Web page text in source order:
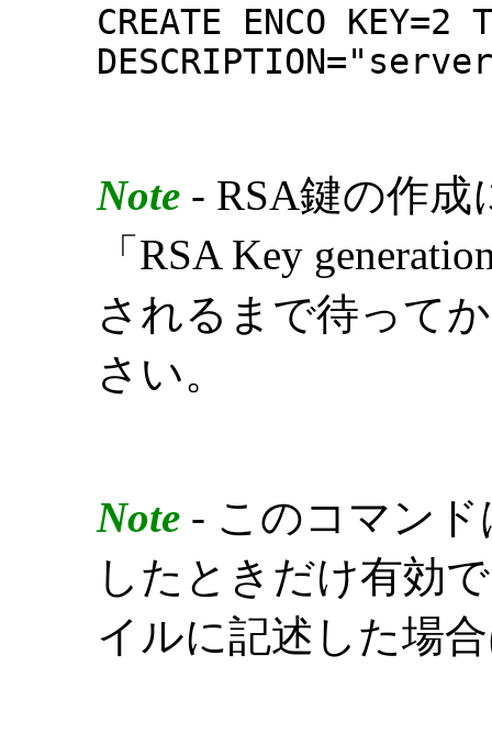
CREATE ENCO KEY=2
Note - RSA鍵の作
「RSA Key
されるまで待って
さい。
Note - このコマン
したときだけ有効
イルに記述した場